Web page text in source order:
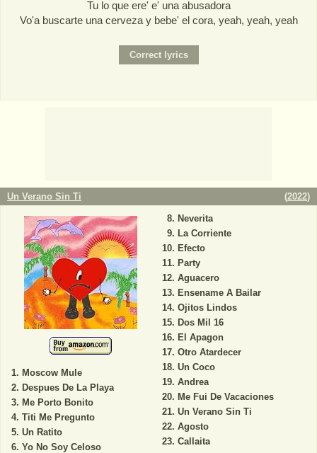
Tu lo que ere' e' una abusadora
Vo'a buscarte una cerveza y bebe' el cora, yeah, yeah, yeah
Un Verano Sin Ti (2022)
Moscow Mule
Despues De La Playa
Me Porto Bonito
Titi Me Pregunto
Un Ratito
Yo No Soy Celoso
Neverita
La Corriente
Efecto
Party
Aguacero
Ensename A Bailar
Ojitos Lindos
Dos Mil 16
El Apagon
Otro Atardecer
Un Coco
Andrea
Me Fui De Vacaciones
Un Verano Sin Ti
Agosto
Callaita